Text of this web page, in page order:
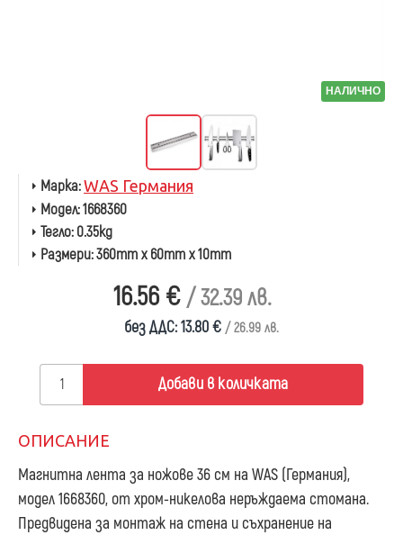
НАЛИЧНО
16.56 € / 32.39 лв.
без ДДС: 13.80 € / 26.99 лв.
Марка:WAS Германия
Модел:1668360
Тегло:0.35kg
Размери:360mm x 60mm x 10mm
Добави в количката
ОПИСАНИЕ
Магнитна лента за ножове 36 см на WAS (Германия),
модел 1668360, от хром-никелова неръждаема стомана.
Предвидена за монтаж на стена и съхранение на